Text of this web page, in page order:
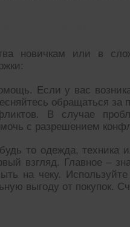
новичкам или в
Если у вас
обращаться
В случае
с разрешением
будь то одежда,
взгляд. Главное –
на чеку.
выгоду от покупок.